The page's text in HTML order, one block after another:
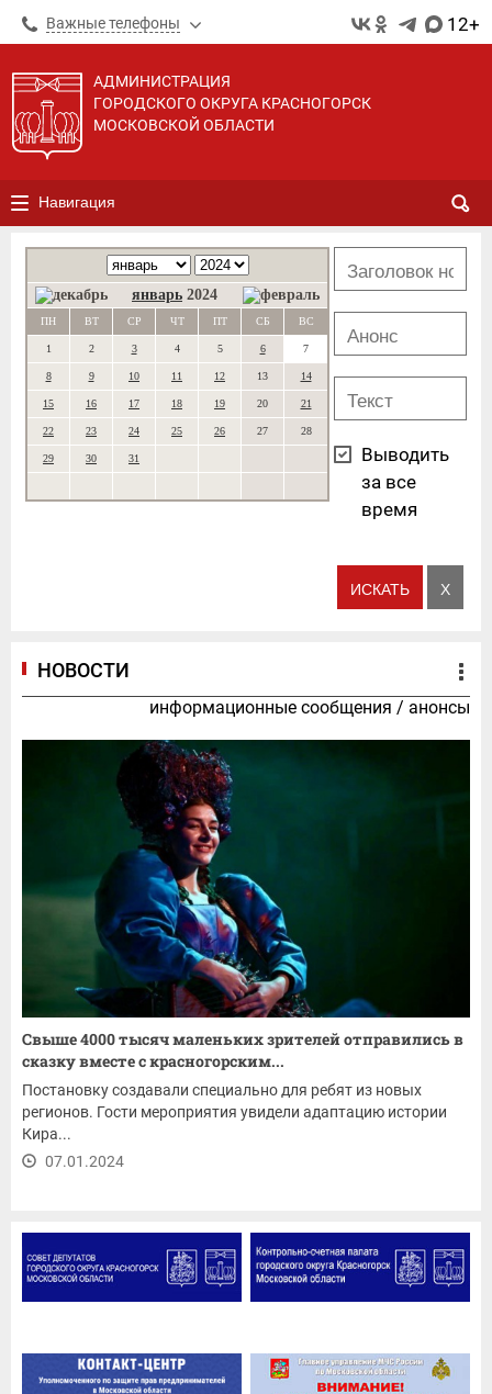
Важные телефоны 12+
АДМИНИСТРАЦИЯ
ГОРОДСКОГО ОКРУГА КРАСНОГОРСК
МОСКОВСКОЙ ОБЛАСТИ
Навигация
январь 2024
ПН ВТ СР ЧТ ПТ СБ ВС
1 2 3 4 5 6 7
8 9 10 11 12 13 14
15 16 17 18 19 20 21
22 23 24 25 26 27 28
29 30 31
Выводить
за все
время
НОВОСТИ
информационные сообщения / анонсы
Свыше 4000 тысяч маленьких зрителей отправились в
сказку вместе с красногорским...
Постановку создавали специально для ребят из новых
регионов. Гости мероприятия увидели адаптацию истории
Кира...
07.01.2024